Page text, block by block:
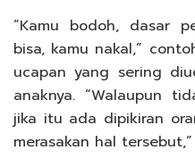
“Kamu bodoh, dasar
bisa, kamu nakal,”
ucapan yang sering
anaknya. “Walaupun
jika itu ada dipikiran
merasakan hal